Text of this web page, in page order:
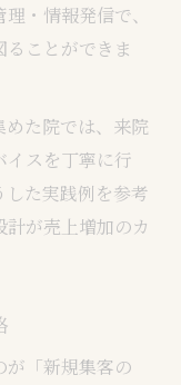
・情報発信で、
ことができま
た院では、来院
イスを丁寧に行
た実践例を参考
が売上増加のカ
が「新規集客の